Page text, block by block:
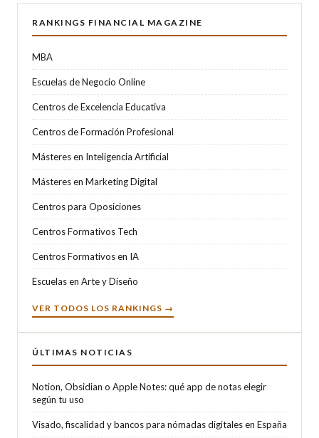
RANKINGS FINANCIAL MAGAZINE
MBA
Escuelas de Negocio Online
Centros de Excelencia Educativa
Centros de Formación Profesional
Másteres en Inteligencia Artificial
Másteres en Marketing Digital
Centros para Oposiciones
Centros Formativos Tech
Centros Formativos en IA
Escuelas en Arte y Diseño
VER TODOS LOS RANKINGS →
ÚLTIMAS NOTICIAS
Notion, Obsidian o Apple Notes: qué app de notas elegir
según tu uso
Visado, fiscalidad y bancos para nómadas digitales en España